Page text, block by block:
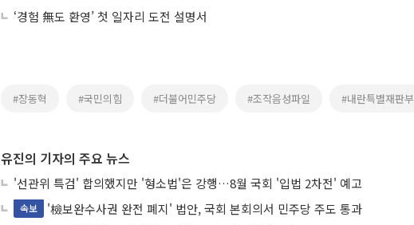
‘경험 無도 환영’ 첫 일자리 도전 설명서
#장동혁 #국민의힘 #더불어민주당 #조작음성파일 #내란특별재판부
유진의 기자의 주요 뉴스
'선관위 특검' 합의했지만 '형소법'은 강행…8월 국회 '입법 2차전' 예고
속보
'檢보완수사권 완전 폐지' 법안, 국회 본회의서 민주당 주도 통과